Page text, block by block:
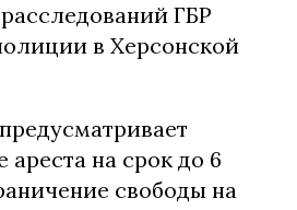
ГБР
в Херсонской
ареста на срок до 6
свободы на